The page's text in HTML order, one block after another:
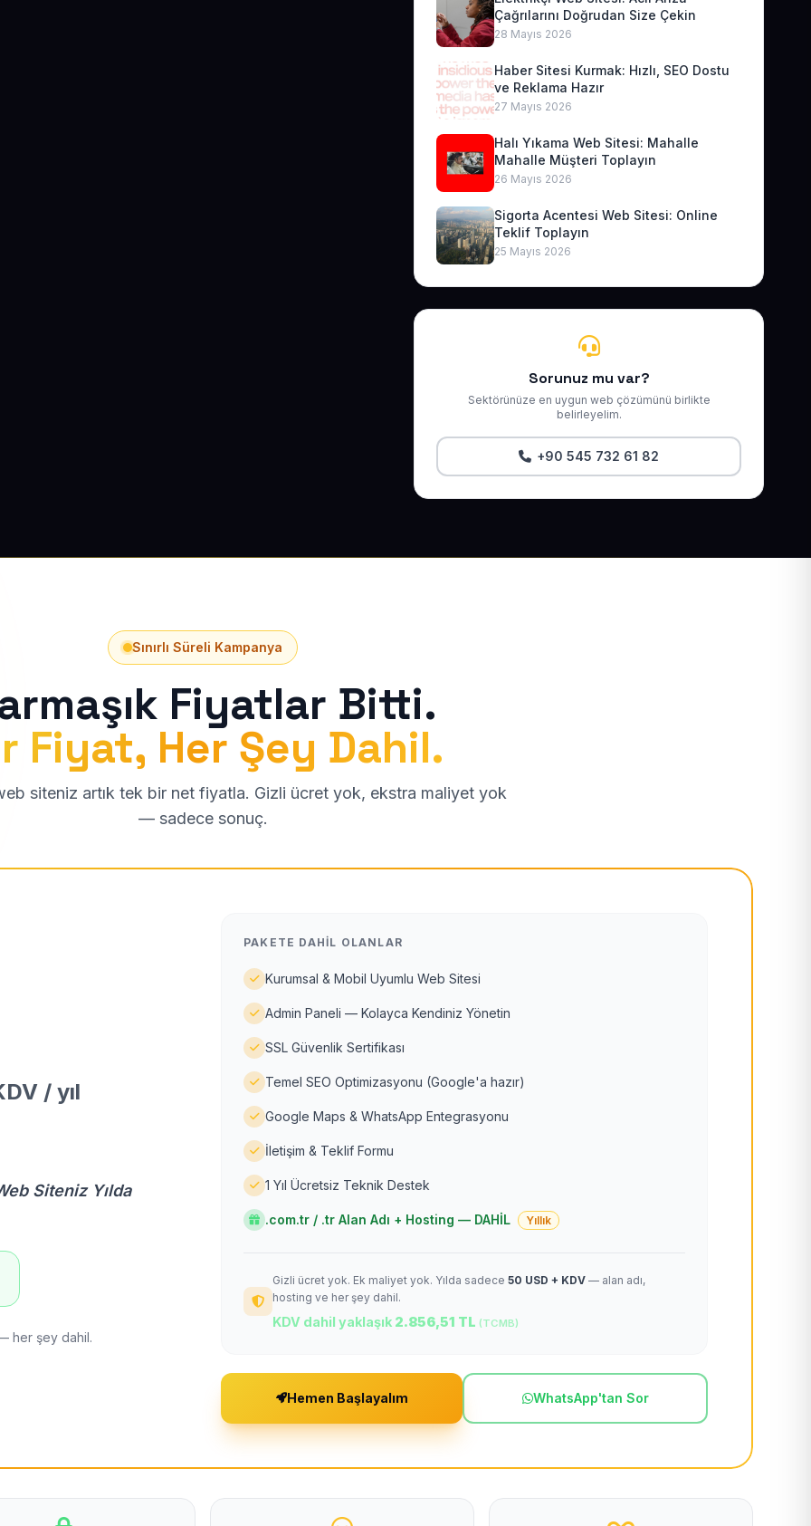
Çağrılarını Doğrudan Size Çekin
28 Mayıs 2026
Haber Sitesi Kurmak: Hızlı, SEO Dostu
ve Reklama Hazır
27 Mayıs 2026
Halı Yıkama Web Sitesi: Mahalle
Mahalle Müşteri Toplayın
26 Mayıs 2026
Sigorta Acentesi Web Sitesi: Online
Teklif Toplayın
25 Mayıs 2026
Sorunuz mu var?
Sektörünüze en uygun web çözümünü birlikte
belirleyelim.
+90 545 732 61 82
Sınırlı Süreli Kampanya
Fiyatlar Bitti.
Fiyat, Her Şey Dahil.
siteniz artık tek bir net fiyatla. Gizli ücret yok, ekstra maliyet yok
— sadece sonuç.
/ yıl
Siteniz Yılda
her şey dahil.
PAKETE DAHIL OLANLAR
Kurumsal & Mobil Uyumlu Web Sitesi
Admin Paneli — Kolayca Kendiniz Yönetin
SSL Güvenlik Sertifikası
Temel SEO Optimizasyonu (Google'a hazır)
Google Maps & WhatsApp Entegrasyonu
İletişim & Teklif Formu
1 Yıl Ücretsiz Teknik Destek
.com.tr / .tr Alan Adı + Hosting — DAHİL Yıllık
Gizli ücret yok. Ek maliyet yok. Yılda sadece 50 USD + KDV — alan adı,
hosting ve her şey dahil.
KDV dahil yaklaşık 2.856,51 TL (TCMB)
Hemen Başlayalım WhatsApp'tan Sor